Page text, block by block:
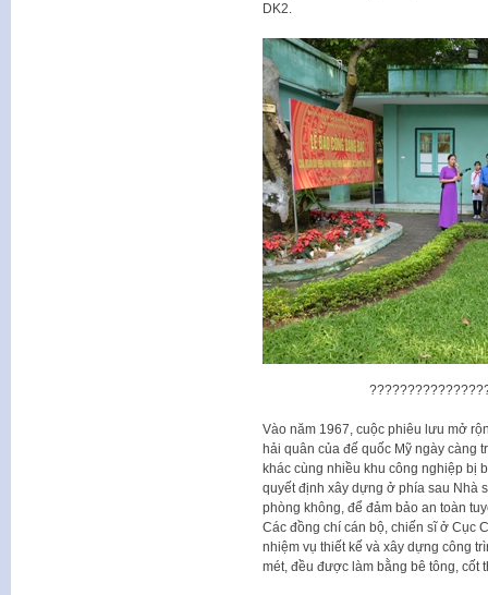
DK2.
Vào năm 1967, cuộc phiêu lưu mở
hải quân của đế quốc Mỹ ngày càng
khác cùng nhiều khu công nghiệp bị
quyết định xây dựng ở phía sau Nhà
phòng không, để đảm bảo an toàn
Các đồng chí cán bộ, chiến sĩ ở Cục
nhiệm vụ thiết kế và xây dựng công
mét, đều được làm bằng bê tông, cốt